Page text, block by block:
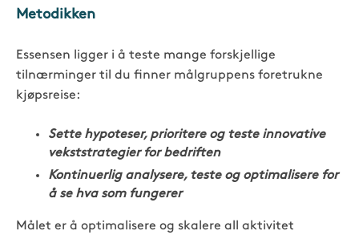
Metodikken
Essensen ligger i å teste mange forskjellige
tilnærminger til du finner målgruppens foretrukne
kjøpsreise:
Sette hypoteser, prioritere og teste innovative
vekststrategier for bedriften
Kontinuerlig analysere, teste og optimalisere for
å se hva som fungerer
Målet er å optimalisere og skalere all aktivitet